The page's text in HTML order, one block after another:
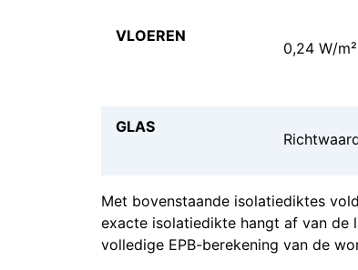
VLOEREN
0,24 W/
GLAS
Met bovenstaande isolatiediktes
exacte isolatiedikte hangt af van de
volledige EPB-berekening van de